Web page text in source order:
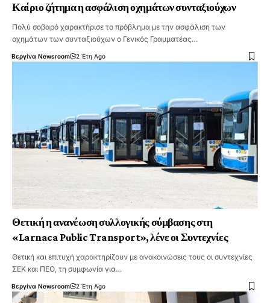
Καίριο ζήτημα η ασφάλιση οχημάτων συνταξιούχων
Πολύ σοβαρό χαρακτήρισε το πρόβλημα με την ασφάλιση των
οχημάτων των συνταξιούχων ο Γενικός Γραμματέας…
Βεργίνα Newsroom 2 Έτη Ago
Θετική η ανανέωση συλλογικής σύμβασης στη
«Larnaca Public Transport», λένε οι Συντεχνίες
Θετική και επιτυχή χαρακτηρίζουν με ανακοινώσεις τους οι συντεχνίες
ΣΕΚ και ΠΕΟ, τη συμφωνία για…
Βεργίνα Newsroom 2 Έτη Ago